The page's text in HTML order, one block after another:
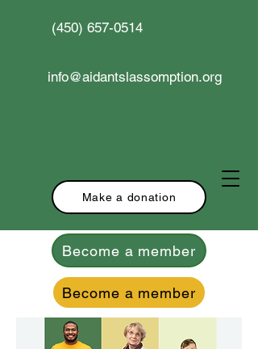
Become a member
Become a member
(450) 657-0514
info@aidantslassomption.org
Make a donation